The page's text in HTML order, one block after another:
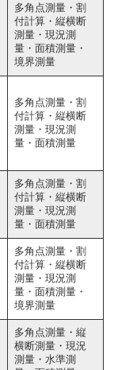
多角点測量・割
付計算・縦横断
測量・現況測
量・面積測量・
境界測量
多角点測量・割
付計算・縦横断
測量・現況測
量・面積測量
多角点測量・割
付計算・縦横断
測量・現況測
量・面積測量
多角点測量・割
付計算・縦横断
測量・現況測
量・面積測量・
境界測量
多角点測量・縦
横断測量・現況
測量・水準測